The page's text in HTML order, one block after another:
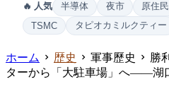
🔥 人気 半導体 夜市 原住
TSMC
タピオカミルクティー
ホーム 歴史 軍事歷史
勝
ターから「大駐車場」へ——湖